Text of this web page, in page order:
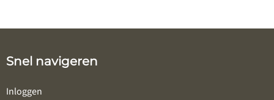
Snel navigeren
Inloggen